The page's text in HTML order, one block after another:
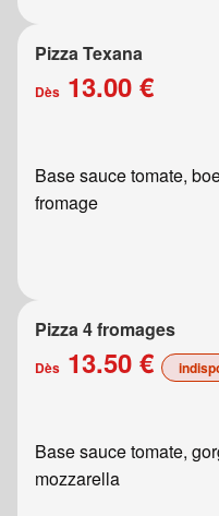
Pizza Texana
Dès 13.00 €
Base sauce tomate,
fromage
Pizza 4 fromages
Dès 13.50 €
Base sauce tomate,
mozzarella